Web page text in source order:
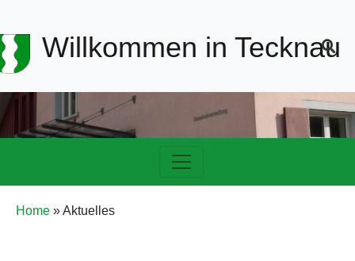
Navigation
Willkommen in Tecknau
Pfadnavigation
Home Aktuelles